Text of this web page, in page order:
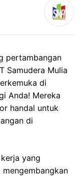
pertambangan
Samudera Mulia
di
Anda! Mereka
handal untuk
di
yang